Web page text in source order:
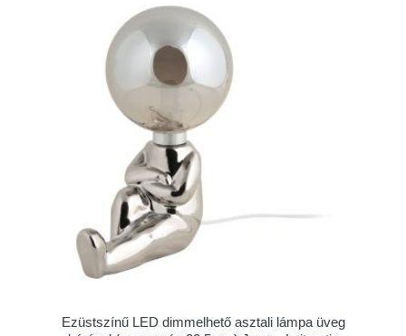
Ezüstszínű LED dimmelhető asztali lámpa üveg